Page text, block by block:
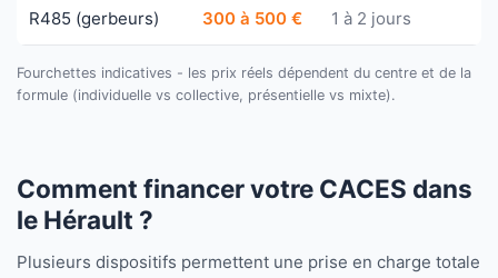
R485 (gerbeurs) 300 à 500 € 1 à 2 jours
Fourchettes indicatives - les prix réels dépendent du centre et de la
formule (individuelle vs collective, présentielle vs mixte).
Comment financer votre CACES dans
le Hérault ?
Plusieurs dispositifs permettent une prise en charge totale